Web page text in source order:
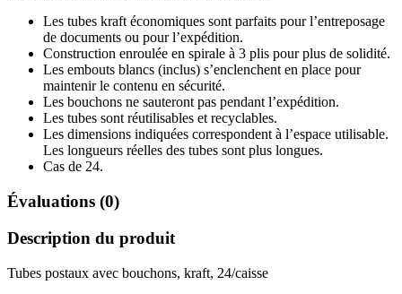
Les tubes kraft économiques sont parfaits pour l’entreposage
de documents ou pour l’expédition.
Construction enroulée en spirale à 3 plis pour plus de solidité.
Les embouts blancs (inclus) s’enclenchent en place pour
maintenir le contenu en sécurité.
Les bouchons ne sauteront pas pendant l’expédition.
Les tubes sont réutilisables et recyclables.
Les dimensions indiquées correspondent à l’espace utilisable.
Les longueurs réelles des tubes sont plus longues.
Cas de 24.
Évaluations (0)
Description du produit
Tubes postaux avec bouchons, kraft, 24/caisse